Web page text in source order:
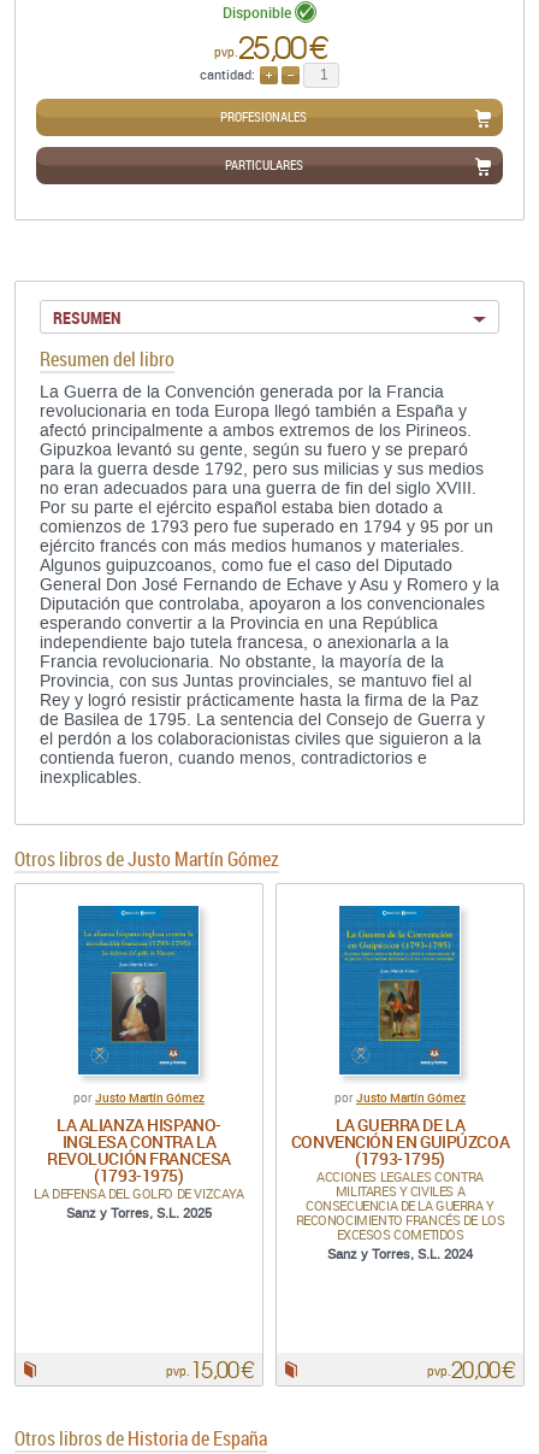
Disponible
pvp. 25,00 €
cantidad:
PROFESIONALES
PARTICULARES
RESUMEN
Resumen del libro
La Guerra de la Convención generada por la Francia
revolucionaria en toda Europa llegó también a España y
afectó principalmente a ambos extremos de los Pirineos.
Gipuzkoa levantó su gente, según su fuero y se preparó
para la guerra desde 1792, pero sus milicias y sus medios
no eran adecuados para una guerra de fin del siglo XVIII.
Por su parte el ejército español estaba bien dotado a
comienzos de 1793 pero fue superado en 1794 y 95 por un
ejército francés con más medios humanos y materiales.
Algunos guipuzcoanos, como fue el caso del Diputado
General Don José Fernando de Echave y Asu y Romero y la
Diputación que controlaba, apoyaron a los convencionales
esperando convertir a la Provincia en una República
independiente bajo tutela francesa, o anexionarla a la
Francia revolucionaria. No obstante, la mayoría de la
Provincia, con sus Juntas provinciales, se mantuvo fiel al
Rey y logró resistir prácticamente hasta la firma de la Paz
de Basilea de 1795. La sentencia del Consejo de Guerra y
el perdón a los colaboracionistas civiles que siguieron a la
contienda fueron, cuando menos, contradictorios e
inexplicables.
Otros libros deJusto Martín Gómez
por Justo Martín Gómez
LA ALIANZA HISPANO-
INGLESA CONTRA LA
REVOLUCIÓN FRANCESA
(1793-1975)
LA DEFENSA DEL GOLFO DE VIZCAYA
Sanz y Torres, S.L. 2025
pvp. 15,00 €
por Justo Martín Gómez
LA GUERRA DE LA
CONVENCIÓN EN GUIPÚZCOA
(1793-1795)
ACCIONES LEGALES CONTRA
MILITARES Y CIVILES A
CONSECUENCIA DE LA GUERRA Y
RECONOCIMIENTO FRANCÉS DE LOS
EXCESOS COMETIDOS
Sanz y Torres, S.L. 2024
pvp. 20,00 €
Otros libros deHistoria de España